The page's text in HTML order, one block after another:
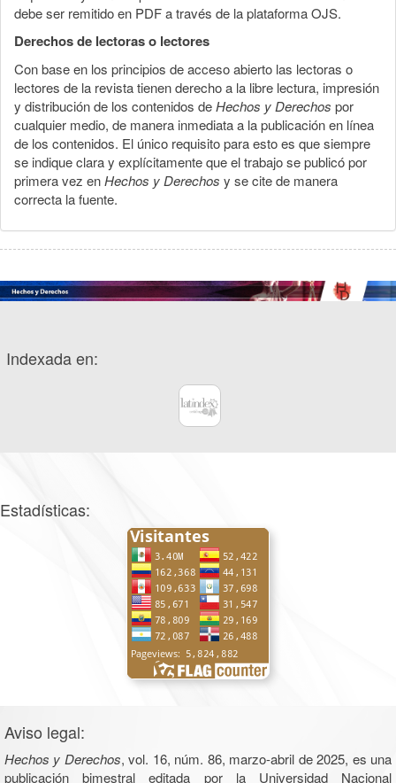
debe ser remitido en PDF a través de la plataforma OJS.
Derechos de lectoras o lectores
Con base en los principios de acceso abierto las lectoras o
lectores de la revista tienen derecho a la libre lectura, impresión
y distribución de los contenidos deHechos y Derechos por
cualquier medio, de manera inmediata a la publicación en línea
de los contenidos. El único requisito para esto es que siempre
se indique clara y explícitamente que el trabajo se publicó por
primera vez enHechos y Derechos y se cite de manera
correcta la fuente.
Indexada en:
Estadísticas:
Aviso legal:
Hechos y Derechos, vol. 16, núm. 86, marzo-abril de 2025, es una
publicación bimestral editada por la Universidad Nacional